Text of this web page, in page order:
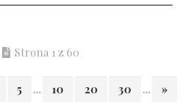
Strona 1 z 60
5 ... 10 20 30 ... »